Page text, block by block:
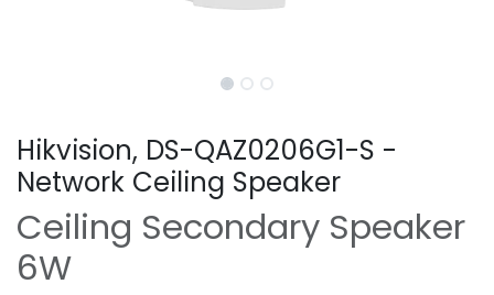
Hikvision, DS-QAZ0206G1-S -
Network Ceiling Speaker
Ceiling Secondary Speaker
6W